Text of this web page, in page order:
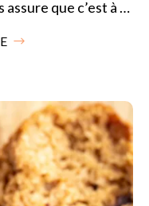
que c’est à …